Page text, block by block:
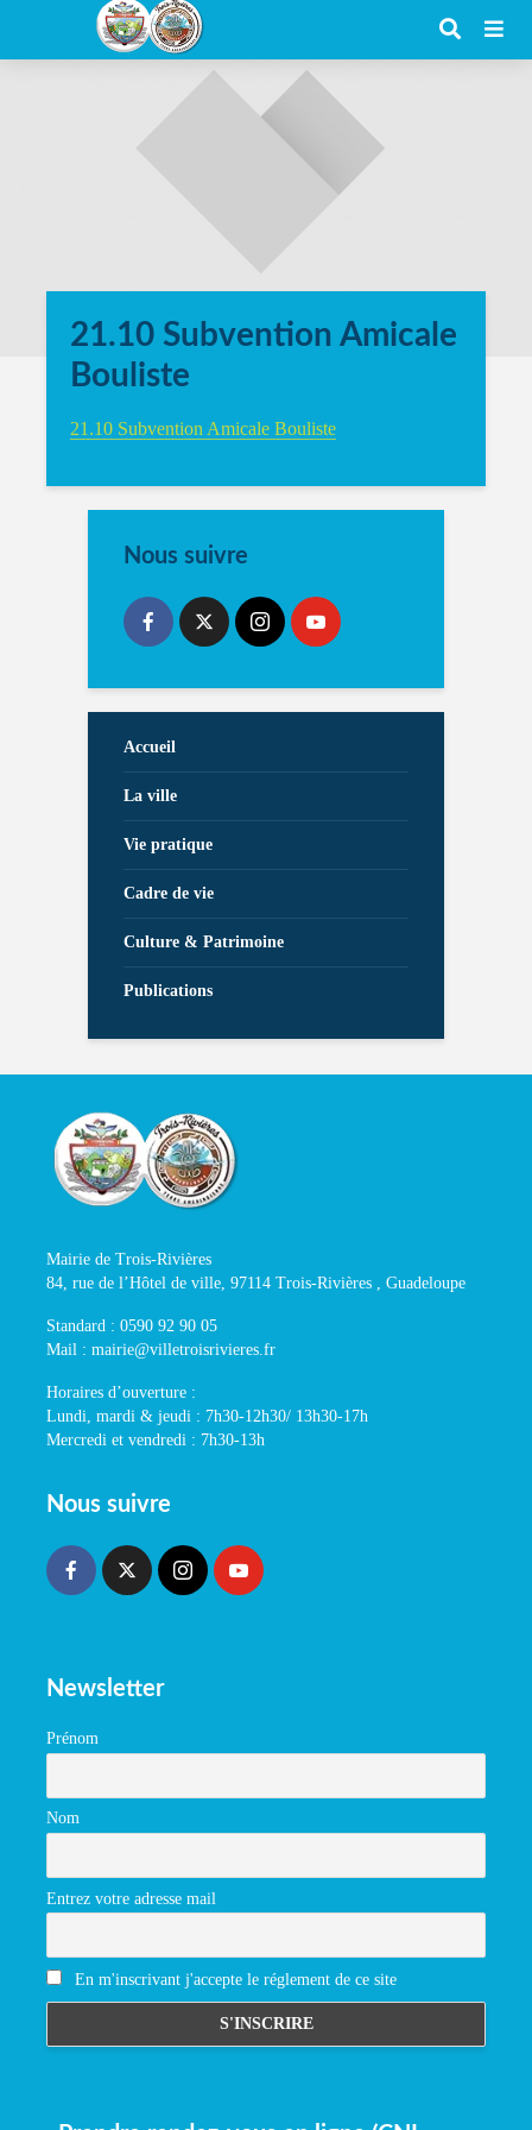
21.10 Subvention Amicale
Bouliste
21.10 Subvention Amicale Bouliste
Nous suivre
Accueil
La ville
Vie pratique
Cadre de vie
Culture & Patrimoine
Publications
Mairie de Trois-Rivières
84, rue de l’Hôtel de ville, 97114 Trois-Rivières , Guadeloupe
Standard : 0590 92 90 05
Mail : mairie@villetroisrivieres.fr
Horaires d’ouverture :
Lundi, mardi & jeudi : 7h30-12h30/ 13h30-17h
Mercredi et vendredi : 7h30-13h
Nous suivre
Newsletter
Prénom
Nom
Entrez votre adresse mail
En m'inscrivant j'accepte le réglement de ce site